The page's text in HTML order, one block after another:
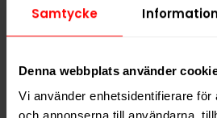
Samtycke Information
Denna webbplats använder
Vi använder enhetsidentifierare för
Typ
Vitt
Smak
Frukt